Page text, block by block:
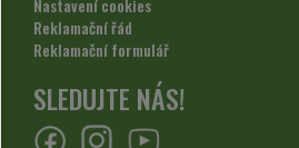
Reklamační řád
Reklamační formulář
SLEDUJTE NÁS!